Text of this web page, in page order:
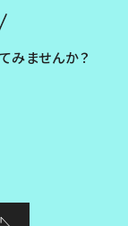
みませんか？